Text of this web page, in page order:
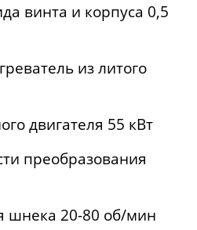
винта и корпуса 0,5
из литого
двигателя 55 кВт
преобразования
шнека 20-80 об/мин